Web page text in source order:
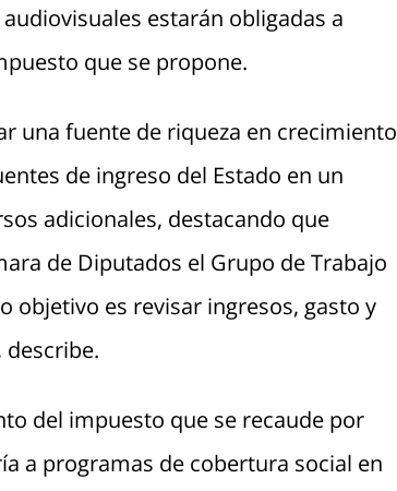
estarán obligadas a
que se propone.
una fuente de riqueza en crecimiento
de ingreso del Estado en un
adicionales, destacando que
de Diputados el Grupo de Trabajo
objetivo es revisar ingresos, gasto y
describe.
del impuesto que se recaude por
a programas de cobertura social en